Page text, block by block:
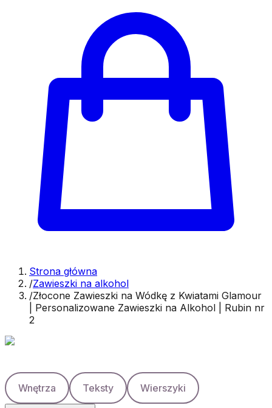
Strona główna
/Zawieszki na alkohol
/Złocone Zawieszki na Wódkę z Kwiatami Glamour
| Personalizowane Zawieszki na Alkohol | Rubin nr
2
Wnętrza Teksty Wierszyki